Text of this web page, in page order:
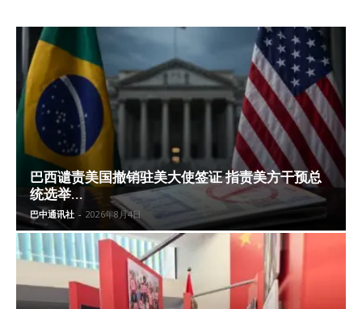
巴西谴责美国撤销驻美大使签证 指责美方干预总
统选举...
巴中通讯社 - 2026年8月4日